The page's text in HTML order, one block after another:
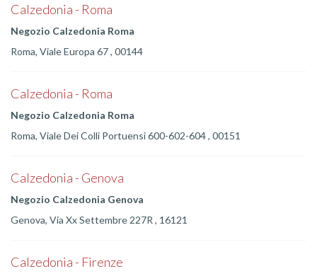
Calzedonia - Roma
Negozio Calzedonia Roma
Roma, Viale Europa 67 , 00144
Calzedonia - Roma
Negozio Calzedonia Roma
Roma, Viale Dei Colli Portuensi 600-602-604 , 00151
Calzedonia - Genova
Negozio Calzedonia Genova
Genova, Via Xx Settembre 227R , 16121
Calzedonia - Firenze